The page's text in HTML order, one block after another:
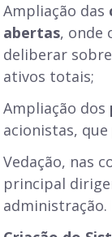
Ampliação das
abertas, onde
deliberar
ativos totais;
Ampliação dos
acionistas, que
Vedação, nas
principal
administração.